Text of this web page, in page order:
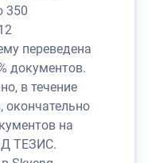
350
переведена
документов.
в течение
окончательно
на
ТЕЗИС.